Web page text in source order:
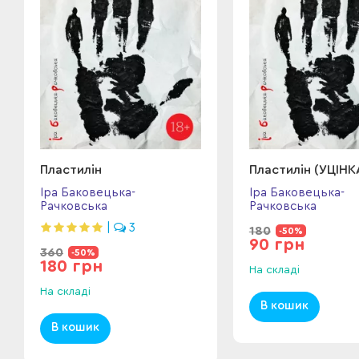
Пластилін
Іра Баковецька-
Рачковська
3
360 -50%
180 грн
На складі
В кошик
Пластилін
Іра Баковецька-
Рачковська
180 -50%
90 грн
На складі
В кошик